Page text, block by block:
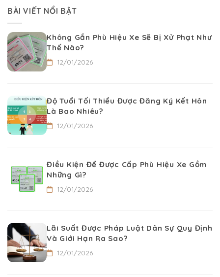
BÀI VIẾT NỔI BẬT
Không Gắn Phù Hiệu Xe Sẽ Bị Xử Phạt Như
Thế Nào?
12/01/2026
Độ Tuổi Tối Thiểu Được Đăng Ký Kết Hôn
Là Bao Nhiêu?
12/01/2026
Điều Kiện Để Được Cấp Phù Hiệu Xe Gồm
Những Gì?
12/01/2026
Lãi Suất Được Pháp Luật Dân Sự Quy Định
Và Giới Hạn Ra Sao?
12/01/2026